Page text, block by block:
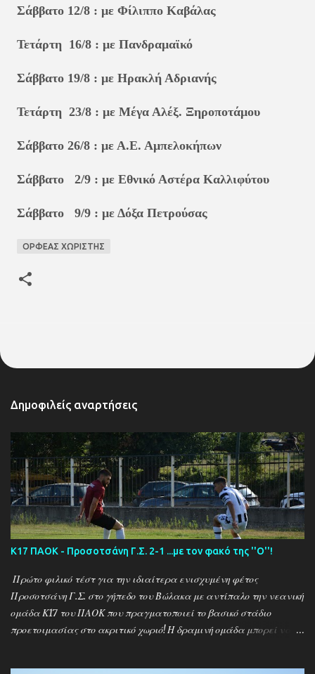
Σάββατο 12/8 : με Φίλιππο Καβάλας
Τετάρτη 16/8 : με Πανδραμαϊκό
Σάββατο 19/8 : με Ηρακλή Αδριανής
Τετάρτη 23/8 : με Μέγα Αλέξ. Ξηροποτάμου
Σάββατο 26/8 : με Α.Ε. Αμπελοκήπων
Σάββατο 2/9 : με Εθνικό Αστέρα Καλλιφύτου
Σάββατο 9/9 : με Δόξα Πετρούσας
ΟΡΦΕΑΣ ΧΩΡΙΣΤΗΣ
Δημοφιλείς αναρτήσεις
Κ17 ΠΑΟΚ - Προσοτσάνη Γ.Σ. 2-1 ...με τον φακό της ''Ο''!
Πρώτο φιλικό τέστ για την ιδιαίτερα ενισχυμένη φέτος
Προσοτσάνη Γ.Σ. στο γήπεδο του Βώλακα με αντίπαλο την νεανική
ομάδα Κ17 του ΠΑΟΚ που πραγματοποιεί το βασικό στάδιο
προετοιμασίας στο ακριτικό χωριό! Η δραμινή ομάδα μπορεί να